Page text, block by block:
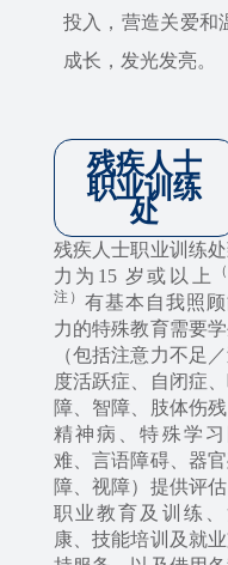
投入，营造关爱和
成长，发光发亮。
残疾人士
职业训练
处
残疾人士职业训练
力为15 岁或以上
注） 有基本自我照
力的特殊教育需要
（包括注意力不足
度活跃症、自闭症
障、智障、肢体伤残
精神病、特殊学习
难、言语障碍、器
障、视障）提供评估
职业教育及训练、
康、技能培训及就